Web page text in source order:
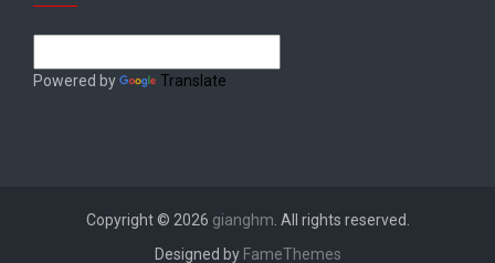
Powered by Translate
Copyright © 2026 gianghm. All rights reserved.
Designed by FameThemes